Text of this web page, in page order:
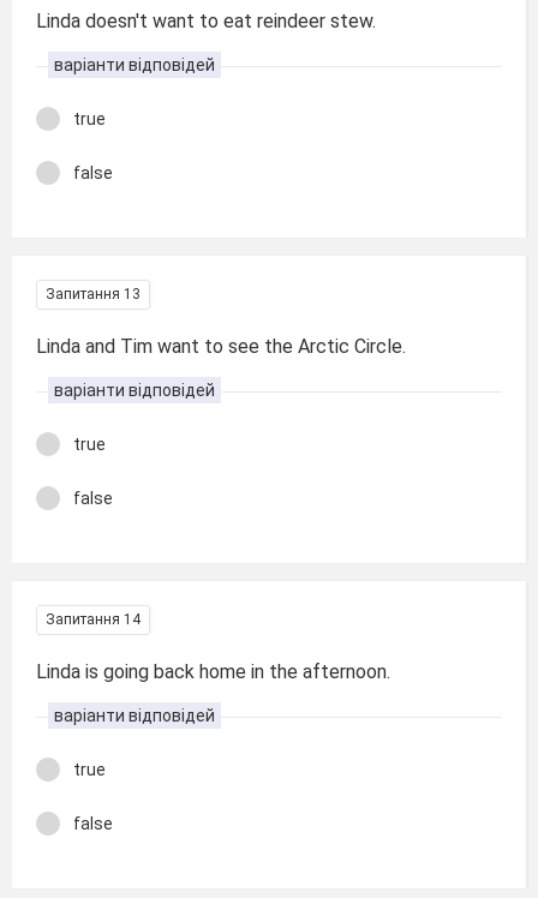
Linda doesn't want to eat reindeer stew.
варіанти відповідей
true
false
Запитання 13
Linda and Tim want to see the Arctic Circle.
варіанти відповідей
true
false
Запитання 14
Linda is going back home in the afternoon.
варіанти відповідей
true
false